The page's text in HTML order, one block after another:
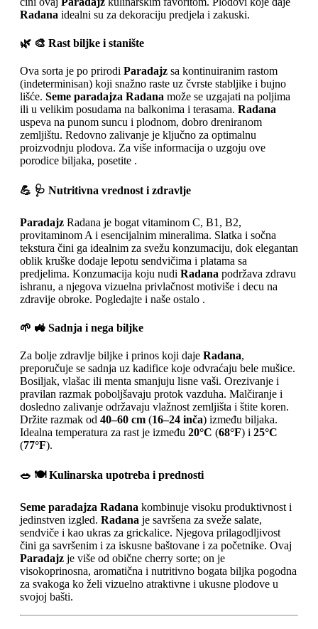
Radana idealni su za dekoraciju predjela i zakuski.
🌿 🎨 Rast biljke i stanište
Ova sorta je po prirodi Paradajz sa kontinuiranim rastom
(indeterminisan) koji snažno raste uz čvrste stabljike i bujno
lišće. Seme paradajza Radana može se uzgajati na poljima
ili u velikim posudama na balkonima i terasama. Radana
uspeva na punom suncu i plodnom, dobro dreniranom
zemljištu. Redovno zalivanje je ključno za optimalnu
proizvodnju plodova. Za više informacija o uzgoju ove
porodice biljaka, posetite .
💪 🩺 Nutritivna vrednost i zdravlje
Paradajz Radana je bogat vitaminom C, B1, B2,
provitaminom A i esencijalnim mineralima. Slatka i sočna
tekstura čini ga idealnim za svežu konzumaciju, dok elegantan
oblik kruške dodaje lepotu sendvičima i platama sa
predjelima. Konzumacija koju nudi Radana podržava zdravu
ishranu, a njegova vizuelna privlačnost motiviše i decu na
zdravije obroke. Pogledajte i naše ostalo .
🌱 🚜 Sadnja i nega biljke
Za bolje zdravlje biljke i prinos koji daje Radana,
preporučuje se sadnja uz kadifice koje odvraćaju bele mušice.
Bosiljak, vlašac ili menta smanjuju lisne vaši. Orezivanje i
pravilan razmak poboljšavaju protok vazduha. Malčiranje i
dosledno zalivanje održavaju vlažnost zemljišta i štite koren.
Držite razmak od 40–60 cm (16–24 inča) između biljaka.
Idealna temperatura za rast je između 20°C (68°F) i 25°C
(77°F).
🥗 🍽️ Kulinarska upotreba i prednosti
Seme paradajza Radana kombinuje visoku produktivnost i
jedinstven izgled. Radana je savršena za sveže salate,
sendviče i kao ukras za grickalice. Njegova prilagodljivost
čini ga savršenim i za iskusne baštovane i za početnike. Ovaj
Paradajz je više od obične cherry sorte; on je
visokoprinosna, aromatična i nutritivno bogata biljka pogodna
za svakoga ko želi vizuelno atraktivne i ukusne plodove u
svojoj bašti.